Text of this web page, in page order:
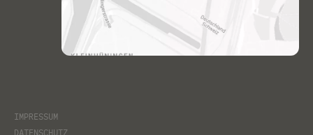
IMPRESSUM
DATENSCHUTZ